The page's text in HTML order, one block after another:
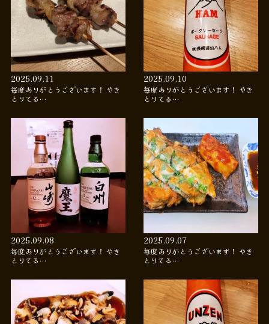
2025.09.11
毎度ありがとうございます！ やき
とりてる…
2025.09.10
毎度ありがとうございます！ やき
とりてる…
2025.09.08
毎度ありがとうございます！ やき
とりてる…
2025.09.07
毎度ありがとうございます！ やき
とりてる…